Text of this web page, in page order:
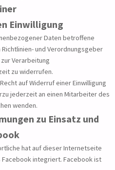
Einwilligung
Daten betroffene
und Verordnungsgeber
Verarbeitung
zu widerrufen.
auf Widerruf einer Einwilligung
jederzeit an einen Mitarbeiter des
wenden.
zu Einsatz und
hat auf dieser Internetseite
integriert. Facebook ist